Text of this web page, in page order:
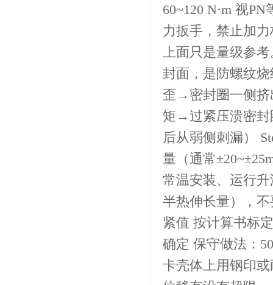
60~120 N·m 视
力扳手，禁止加
上面只是量级参
封面，是防螺纹
歪→密封圈一侧挤
矩→过紧压溃密封
后从弱侧刺漏）
量（通常
常温安装、运行
半热伸长量），
紧值 按计算书标
确定 保守做法：
卡壳体上用钢印